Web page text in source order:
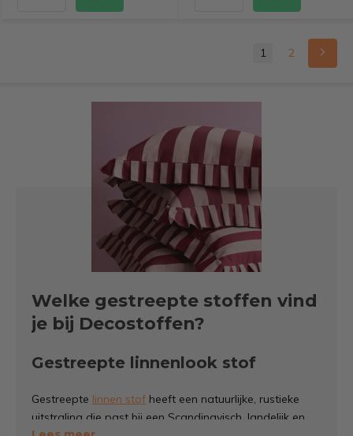
1 2
Welke gestreepte stoffen vind
je bij Decostoffen?
Gestreepte linnenlook stof
Gestreepte linnen stof heeft een natuurlijke, rustieke
uitstraling die past bij een Scandinavisch, landelijk en